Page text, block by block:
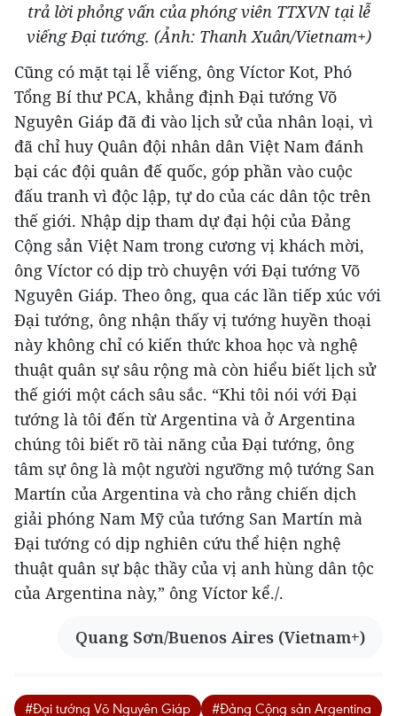
trả lời phỏng vấn của phóng viên TTXVN tại lễ
viếng Đại tướng. (Ảnh: Thanh Xuân/Vietnam+)
Cũng có mặt tại lễ viếng, ông Víctor Kot, Phó
Tổng Bí thư PCA, khẳng định Đại tướng Võ
Nguyên Giáp đã đi vào lịch sử của nhân loại, vì
đã chỉ huy Quân đội nhân dân Việt Nam đánh
bại các đội quân đế quốc, góp phần vào cuộc
đấu tranh vì độc lập, tự do của các dân tộc trên
thế giới. Nhập dịp tham dự đại hội của Đảng
Cộng sản Việt Nam trong cương vị khách mời,
ông Víctor có dịp trò chuyện với Đại tướng Võ
Nguyên Giáp. Theo ông, qua các lần tiếp xúc với
Đại tướng, ông nhận thấy vị tướng huyền thoại
này không chỉ có kiến thức khoa học và nghệ
thuật quân sự sâu rộng mà còn hiểu biết lịch sử
thế giới một cách sâu sắc. “Khi tôi nói với Đại
tướng là tôi đến từ Argentina và ở Argentina
chúng tôi biết rõ tài năng của Đại tướng, ông
tâm sự ông là một người ngưỡng mộ tướng San
Martín của Argentina và cho rằng chiến dịch
giải phóng Nam Mỹ của tướng San Martín mà
Đại tướng có dịp nghiên cứu thể hiện nghệ
thuật quân sự bậc thầy của vị anh hùng dân tộc
của Argentina này,” ông Víctor kể./.
Quang Sơn/Buenos Aires (Vietnam+)
#Đại tướng Võ Nguyên Giáp #Đảng Cộng sản Argentina